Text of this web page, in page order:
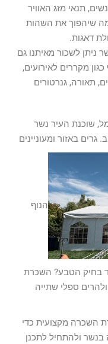
תנאי מזג האוויר
מה שיהפוך את השהות
דאגות.
ניתן לשכור מאיתנו גם
מקררים לאירועים,
תאורה, גנרטורים
שוכנת העיר נשר
באזור ומעוניינים
הנוף
בחיק הטבע? השכרת
ספלי שתייה
השכרה מקצועית כדי
ולהתחיל לתכנן